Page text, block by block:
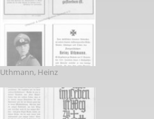
Uthmann, Heinz